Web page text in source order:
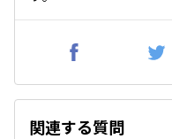
関連する質問